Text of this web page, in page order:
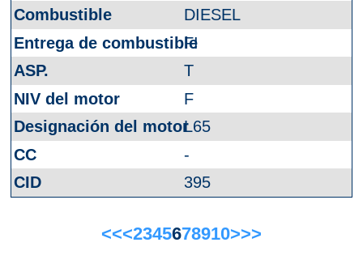
DIESEL
FI
T
F
L65
-
395
<<<2345678910>>>